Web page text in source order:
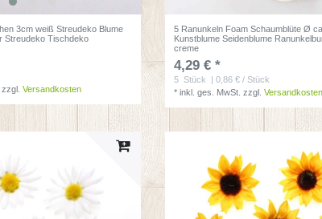
3cm weiß Streudeko Blume
Streudeko Tischdeko
zzgl.Versandkosten
5 Ranunkeln Foam Schaumblüte Ø
Kunstblume Seidenblume
creme
4,29 € *
5 Stück
| 0,86 € / Stück
*inkl. ges. MwSt. zzgl.Versandkosten